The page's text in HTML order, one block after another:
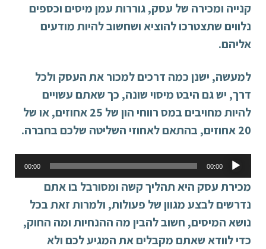
קנייה ומכירה של עסק, גוררות עמן מיסים וכספים
נלווים שתצטרכו להוציא ושחשוב להיות מודעים
אליהם.
למעשה, ישנן כמה דרכים למכור את העסק ולכל
דרך, יש גם היבט מיסוי שונה, כך שאתם עשויים
להיות מחויבים במס רווחי הון של 25 אחוזים, או של
20 אחוזים, בהתאם לאחוזי השליטה שלכם בחברה.
אודיו
00:00
00:00
מכירת עסק היא תהליך קשה ומסורבל בו אתם
נדרשים לבצע מגוון של פעולות, ולמרות זאת בכל
נושא המיסים, חשוב להבין מה ההנחיות ומה החוק,
כדי לוודא שאתם מקבלים את המגיע לכם ולא